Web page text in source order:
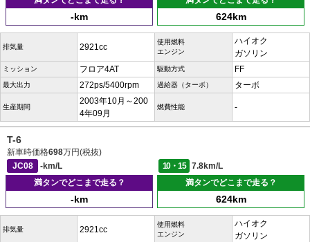
-km 624km
排気量 2921cc
使用燃料
エンジン
ハイオク
ガソリン
ミッション フロア4AT 駆動方式 FF
最大出力 272ps/5400rpm 過給器（ターボ） ターボ
生産期間
2003年10月～200
4年09月
燃費性能 -
T-6
新車時価格698万円(税抜)
JC08
-km/L 10・15
7.8km/L
満タンでどこまで走る？
-km
満タンでどこまで走る？
624km
排気量 2921cc
使用燃料
エンジン
ハイオク
ガソリン